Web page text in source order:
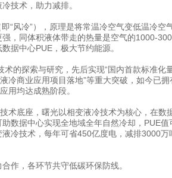
技术，助力减排。
冷”），原理是将常温冷空气变低温冷空
，同体积液体带走的热量是空气的1000-
据中心PUE，极大节约能源。
的探索与研究，先后实现“国内首款标准化
冷商业应用项目落地”等重大突破，如今已拥
用均达成熟阶段。
底座，曙光以相变液冷技术为核心，在数
数据中心实现全地域全年自然冷却，PUE值
冷技术，每年可省450亿度电，减排3000万
，各环节共守低碳环保防线。